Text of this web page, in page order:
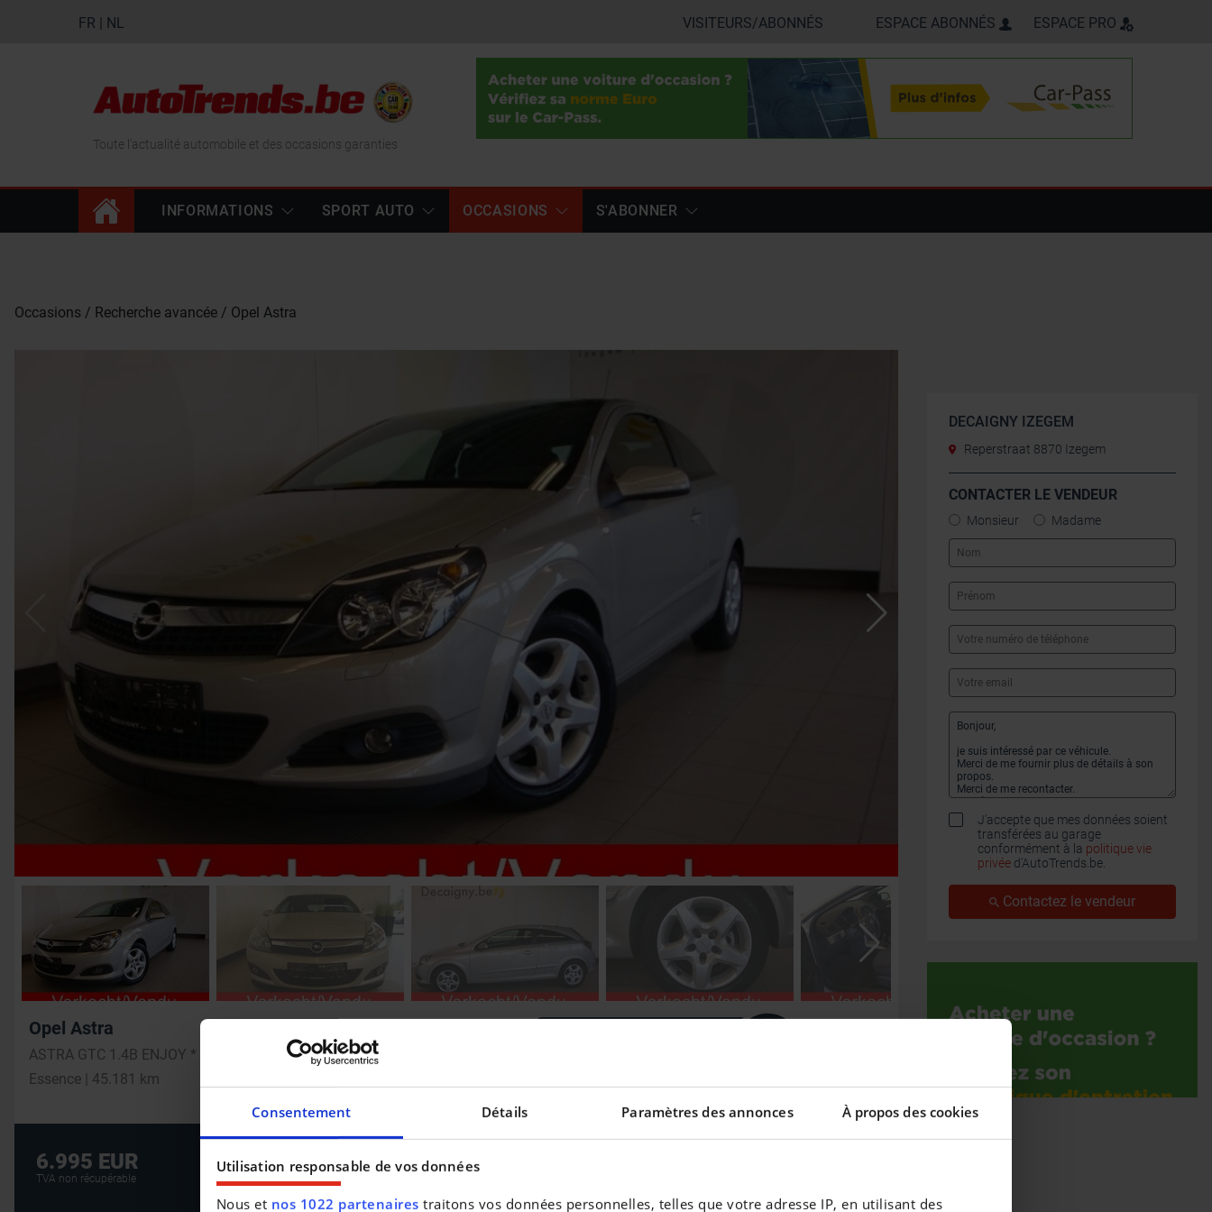
Consentement Détails Paramètres des annonces À propos des cookies
Utilisation responsable de vos données
Nous et nos 1022 partenaires traitons vos données personnelles, telles que votre adresse IP, en utilisant des
FR | NL VISITEURS/ABONNÉS ESPACE ABONNÉS ESPACE PRO
Toute l'actualité automobile et des occasions garanties
INFORMATIONS SPORT AUTO OCCASIONS S'ABONNER
Occasions Recherche avancée Opel Astra
Opel Astra
ASTRA GTC 1.4B ENJOY * MP3 * panoramische voorruit*
Essence | 45.181 km
6.995 EUR
TVA non récupérable
CRÉDIT AUTO
DECAIGNY IZEGEM
Reperstraat 8870 Izegem
CONTACTER LE VENDEUR
Monsieur Madame
J'accepte que mes données soient
transférées au garage
conformément à la politique vie
privée d’AutoTrends.be.
Contactez le vendeur